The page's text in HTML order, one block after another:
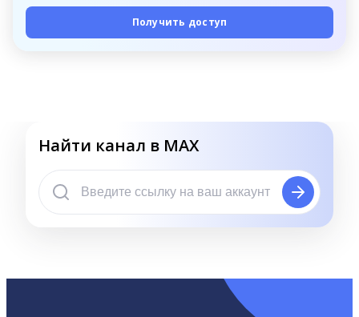
Получить доступ
Найти канал в MAX